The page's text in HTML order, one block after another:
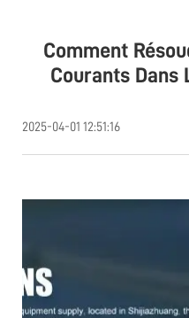
Comment
Courants Dans
2025-04-01 12:51:16